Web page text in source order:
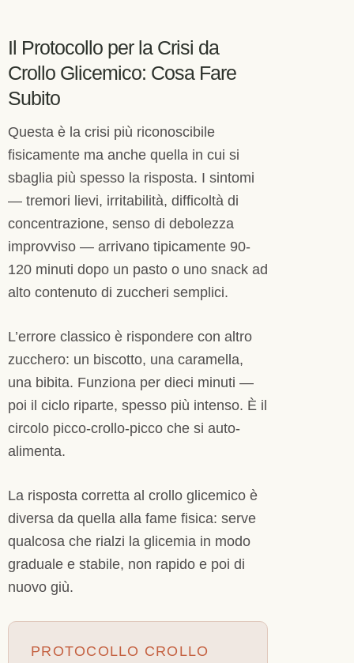
Il Protocollo per la Crisi da
Crollo Glicemico: Cosa Fare
Subito
Questa è la crisi più riconoscibile
fisicamente ma anche quella in cui si
sbaglia più spesso la risposta. I sintomi
— tremori lievi, irritabilità, difficoltà di
concentrazione, senso di debolezza
improvviso — arrivano tipicamente 90-
120 minuti dopo un pasto o uno snack ad
alto contenuto di zuccheri semplici.
L’errore classico è rispondere con altro
zucchero: un biscotto, una caramella,
una bibita. Funziona per dieci minuti —
poi il ciclo riparte, spesso più intenso. È il
circolo picco-crollo-picco che si auto-
alimenta.
La risposta corretta al crollo glicemico è
diversa da quella alla fame fisica: serve
qualcosa che rialzi la glicemia in modo
graduale e stabile, non rapido e poi di
nuovo giù.
PROTOCOLLO CROLLO